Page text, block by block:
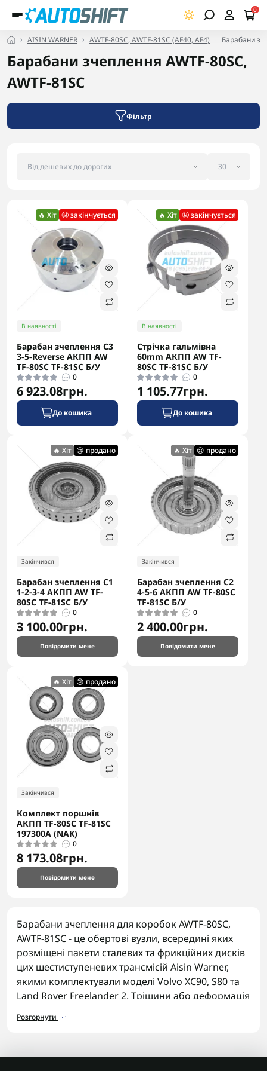
0
AISIN WARNER AWTF-80SC, AWTF-81SC (AF40, AF4) Барабани
😬 закінчується 👌 рекомендуємо
Первинний вал K1 (Новий, Оригінал) [17T] DSG7 DQ200
0
3 846.15грн.
Барабани зчеплення AWTF-80SC,
AWTF-81SC
Фільтр
🔥 Хіт 😬 закінчується
В наявності
Барабан зчеплення C3
3-5-Reverse АКПП AW
TF-80SC TF-81SC Б/У
0
6 923.08грн.
До кошика
🔥 Хіт 😬 закінчується
В наявності
Стрічка гальмівна
60mm АКПП AW TF-
80SC TF-81SC Б/У
0
1 105.77грн.
До кошика
🔥 Хіт 😢 продано
Закінчився
Барабан зчеплення C1
1-2-3-4 АКПП AW TF-
80SC TF-81SC Б/У
0
3 100.00грн.
Повідомити мене
🔥 Хіт 😢 продано
Закінчився
Барабан зчеплення C2
4-5-6 АКПП AW TF-80SC
TF-81SC Б/У
0
2 400.00грн.
Повідомити мене
🔥 Хіт 😢 продано
Закінчився
Комплект поршнів
АКПП TF-80SC TF-81SC
197300A (NAK)
0
8 173.08грн.
Повідомити мене
Барабани зчеплення для коробок AWTF-80SC,
AWTF-81SC - це обертові вузли, всередині яких
розміщені пакети сталевих та фрикційних дисків
цих шестиступеневих трансмісій Aisin Warner,
якими комплектували моделі Volvo XC90, S80 та
Land Rover Freelander 2. Тріщини або деформація
нормальну роботу фрикційного пакета навіть
Розгорнути